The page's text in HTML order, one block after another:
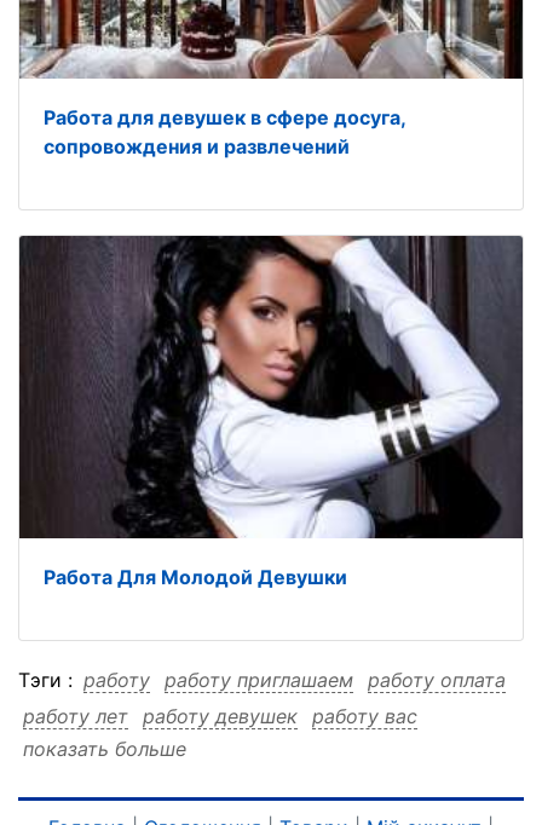
Работа для девушек в сфере досуга,
сопровождения и развлечений
Работа Для Молодой Девушки
Тэги : работу работу приглашаем работу оплата
работу лет работу девушек работу вас
работу 5050
работу 5050 приглашаем
показать больше